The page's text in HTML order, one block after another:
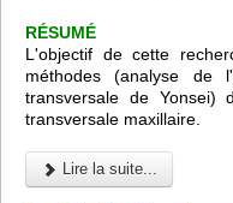
RÉSUMÉ
L'objectif de cette
méthodes (analyse de
transversale de Yonsei)
transversale maxillaire.
Lire la suite...